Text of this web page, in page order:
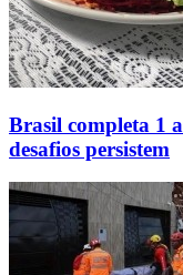
Brasil completa 1
desafios persistem